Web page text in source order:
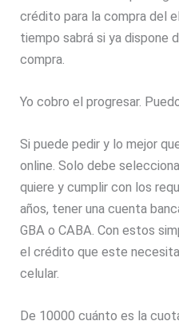
crédito para la compra del
tiempo sabrá si ya dispone
compra.
Yo cobro el progresar.
Si puede pedir y lo mejor
online. Solo debe
quiere y cumplir con los
años, tener una cuenta
GBA o CABA. Con estos
el crédito que este
celular.
De 10000 cuánto es la